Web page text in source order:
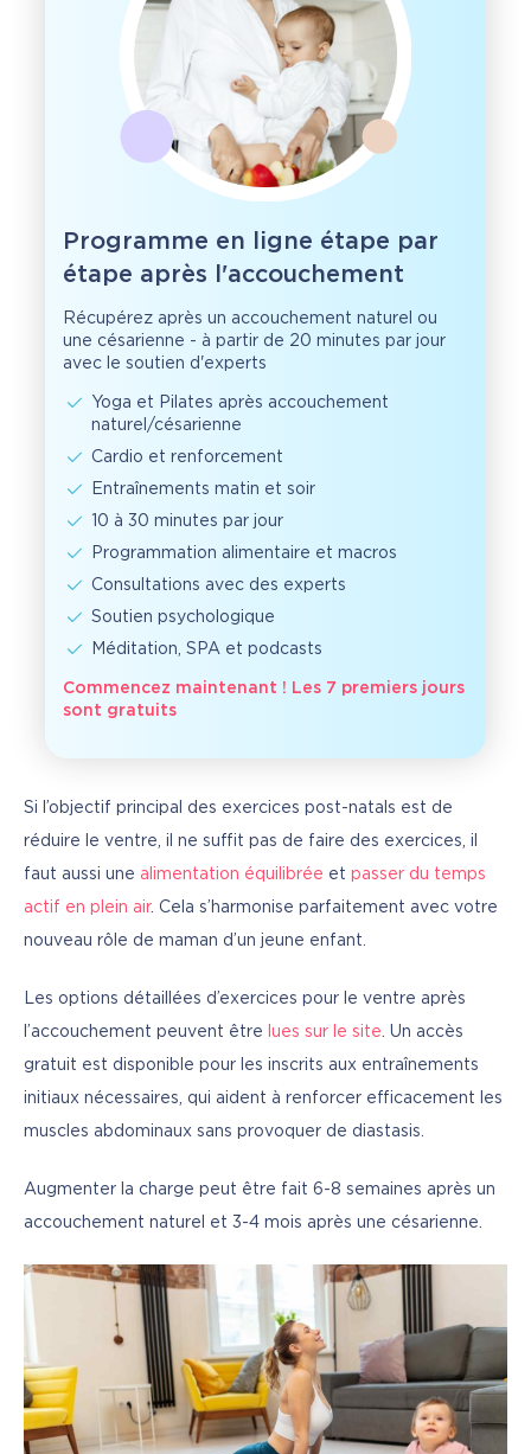
Programme en ligne étape par
étape après l'accouchement
Récupérez après un accouchement naturel ou
une césarienne - à partir de 20 minutes par jour
avec le soutien d'experts
Yoga et Pilates après accouchement
naturel/césarienne
Cardio et renforcement
Entraînements matin et soir
10 à 30 minutes par jour
Programmation alimentaire et macros
Consultations avec des experts
Soutien psychologique
Méditation, SPA et podcasts
Commencez maintenant ! Les 7 premiers jours
sont gratuits
Si l’objectif principal des exercices post-natals est de
réduire le ventre, il ne suffit pas de faire des exercices, il
faut aussi une alimentation équilibrée et passer du temps
actif en plein air. Cela s’harmonise parfaitement avec votre
nouveau rôle de maman d’un jeune enfant.
Les options détaillées d’exercices pour le ventre après
l’accouchement peuvent être lues sur le site . Un accès
gratuit est disponible pour les inscrits aux entraînements
initiaux nécessaires, qui aident à renforcer efficacement les
muscles abdominaux sans provoquer de diastasis.
Augmenter la charge peut être fait 6-8 semaines après un
accouchement naturel et 3-4 mois après une césarienne.